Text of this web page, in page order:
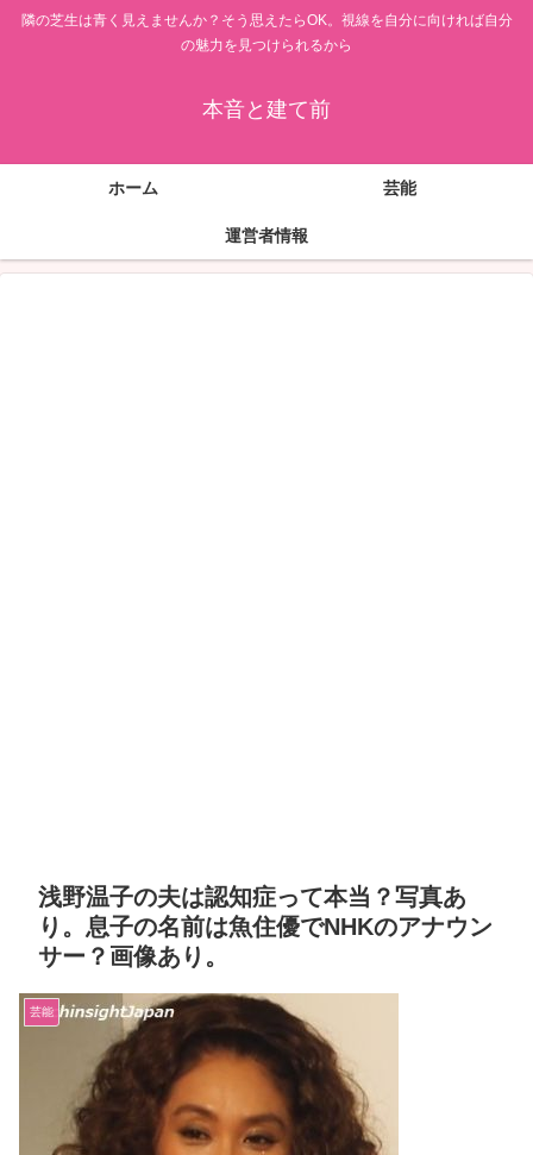
隣の芝生は青く見えませんか？そう思えたらOK。視線を自分に向ければ自分
の魅力を見つけられるから
本音と建て前
ホーム 芸能
運営者情報
浅野温子の夫は認知症って本当？写真あ
り。息子の名前は魚住優でNHKのアナウン
サー？画像あり。
芸能